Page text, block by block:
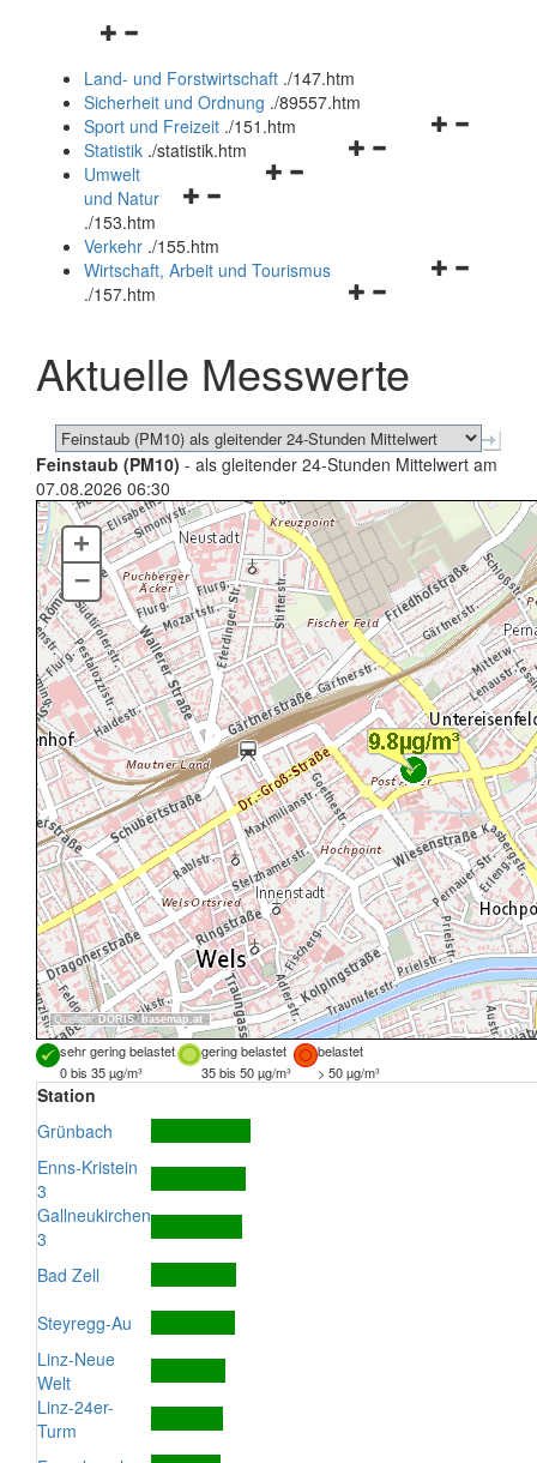
Navigationsmenü
und
schließen
Land- und Forstwirtschaft ./147.htm
Sicherheit und Ordnung ./89557.htm
Navigationsmenü
Sport und Freizeit ./151.htm
Navigationsmenü
Statistik ./statistik.htm
Navigationsmenü
und
schließen
Umwelt
und Natur
./153.htm
Verkehr ./155.htm
Navigationsmenü
schließen
Wirtschaft, Arbeit und Tourismus
./157.htm
Aktuelle Messwerte
Feinstaub (PM10) - als gleitender 24-Stunden Mittelwert am
07.08.2026 06:30
Quellen: DORIS, basemap.at
+
–
sehr gering belastet gering belastet
belastet
0 bis 35 µg/m³
35 bis 50 µg/m³ > 50 µg/m³
Station
Grünbach
Enns-Kristein
3
Gallneukirchen
3
Bad Zell
Steyregg-Au
Linz-Neue
Welt
Linz-24er-
Turm